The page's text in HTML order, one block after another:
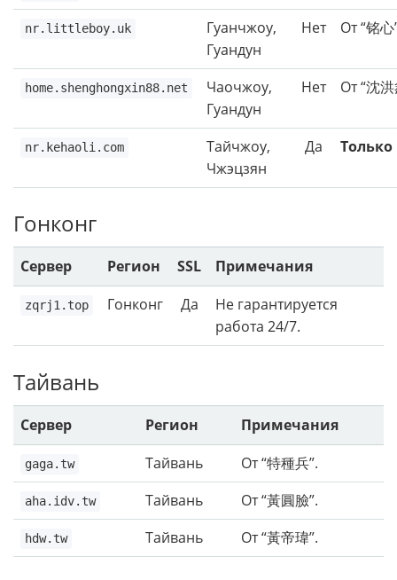
nr.littleboy.uk
Гуанчжоу,
Гуандун
Нет От “铭心
home.shenghongxin88.net
Чаочжоу,
Гуандун
Нет От “沈洪
nr.kehaoli.com
Тайчжоу,
Чжэцзян
Да Только
Гонконг
Сервер Регион SSL Примечания
zqrj1.top Гонконг Да
Не гарантируется
работа 24/7.
Тайвань
Сервер Регион Примечания
gaga.tw Тайвань От “特種兵”.
aha.idv.tw Тайвань От “黃圓臉”.
hdw.tw Тайвань От “黃帝瑋”.